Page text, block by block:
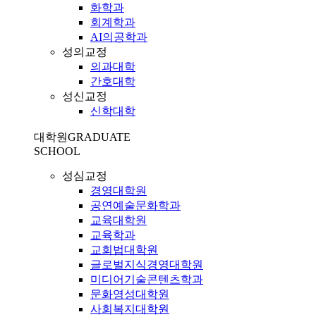
화학과
회계학과
AI의공학과
성의교정
의과대학
간호대학
성신교정
신학대학
대학원GRADUATE
SCHOOL
성심교정
경영대학원
공연예술문화학과
교육대학원
교육학과
교회법대학원
글로벌지식경영대학원
미디어기술콘텐츠학과
문화영성대학원
사회복지대학원